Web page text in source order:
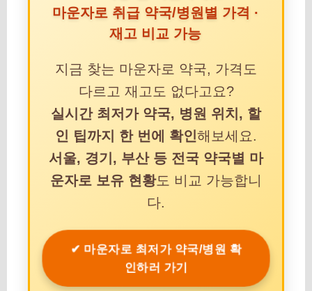
마운자로 취급 약국/병원별 가격 ·
재고 비교 가능
지금 찾는 마운자로 약국, 가격도
다르고 재고도 없다고요?
실시간 최저가 약국, 병원 위치, 할
인 팁까지 한 번에 확인해보세요.
서울, 경기, 부산 등 전국 약국별 마
운자로 보유 현황도 비교 가능합니
다.
✔ 마운자로 최저가 약국/병원 확
인하러 가기